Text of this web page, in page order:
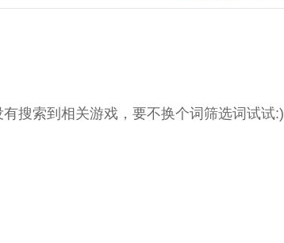
搜索到相关游戏，要不换个词筛选词试试:)